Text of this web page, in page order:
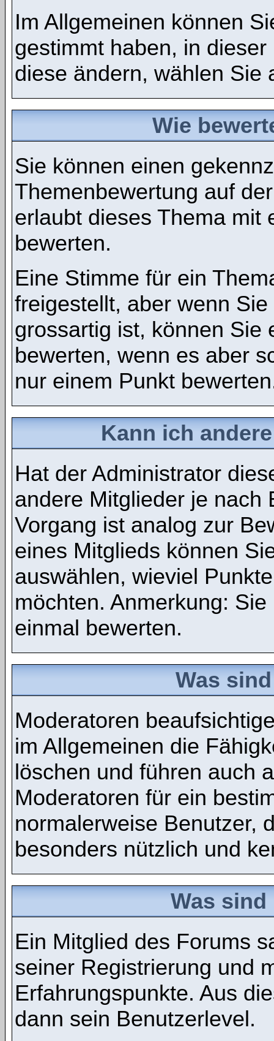
Im Allgemeinen können
gestimmt haben, in
diese ändern, wählen Sie
Wie
Sie können einen
Themenbewertung auf
erlaubt dieses Thema mit
bewerten.
Eine Stimme für ein
freigestellt, aber wenn
grossartig ist, können Sie
bewerten, wenn es aber
nur einem Punkt
Kann ich
Hat der Administrator
andere Mitglieder je nach
Vorgang ist analog zur
eines Mitglieds können
auswählen, wieviel
möchten. Anmerkung:
einmal bewerten.
Was
Moderatoren
im Allgemeinen die
löschen und führen auch
Moderatoren für ein
normalerweise Benutzer,
besonders nützlich und
Was
Ein Mitglied des Forums
seiner Registrierung und
Erfahrungspunkte. Aus
dann sein Benutzerlevel.